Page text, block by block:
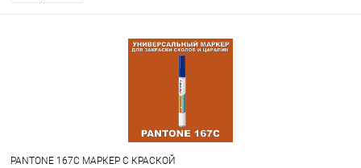
PANTONE 167C МАРКЕР С КРАСКОЙ